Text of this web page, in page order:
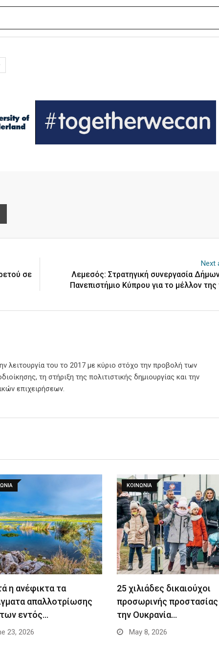
σε
Next
Λεμεσός: Στρατηγική συνεργασία
Πανεπιστήμιο Κύπρου για το μέλλον
λειτουργία του το 2017 με κύριο στόχο την προβολή των
τη στήριξη της πολιτιστικής δημιουργίας και την
επιχειρήσεων.
η ανέφικτα τα
απαλλοτρίωσης
εντός…
23, 2026
ΚΟΙΝΩΝΙΑ
25 χιλιάδες δικαιούχοι
προσωρινής
την Ουκρανία…
May 8, 2026